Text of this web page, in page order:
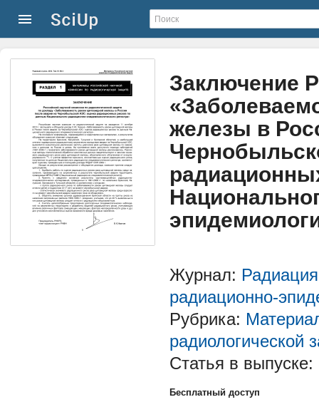
Заключение
железы в
Журнал:
радиационно-
Рубрика:
радиологической
Статья в выпуске:
Бесплатный доступ